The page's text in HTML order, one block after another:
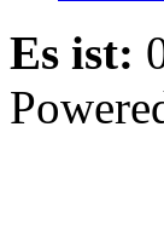
Es ist: